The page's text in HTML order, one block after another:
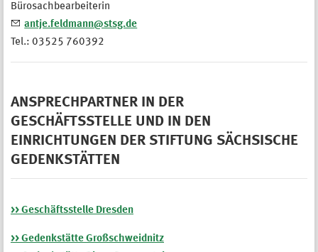
Bürosachbearbeiterin
antje.feldmann@stsg.de
Tel.: 03525 760392
ANSPRECHPARTNER IN DER
GESCHÄFTSSTELLE UND IN DEN
EINRICHTUNGEN DER STIFTUNG SÄCHSISCHE
GEDENKSTÄTTEN
>> Geschäftsstelle Dresden
>> Gedenkstätte Großschweidnitz